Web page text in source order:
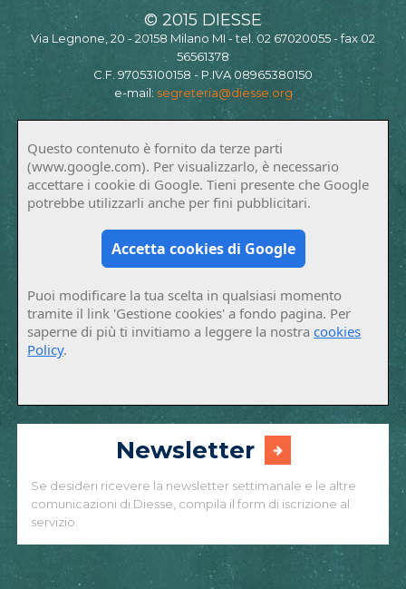
© 2015 DIESSE
Via Legnone, 20 - 20158 Milano MI - tel. 02 67020055 - fax 02
56561378
C.F. 97053100158 - P.IVA 08965380150
e-mail: segreteria@diesse.org
Questo contenuto è fornito da terze parti
(www.google.com). Per visualizzarlo, è necessario
accettare i cookie di Google. Tieni presente che Google
potrebbe utilizzarli anche per fini pubblicitari.
Accetta cookies di Google
Puoi modificare la tua scelta in qualsiasi momento
tramite il link 'Gestione cookies' a fondo pagina. Per
saperne di più ti invitiamo a leggere la nostracookies
Policy.
Newsletter
Se desideri ricevere la newsletter settimanale e le altre
comunicazioni di Diesse, compila il form di iscrizione al
servizio.